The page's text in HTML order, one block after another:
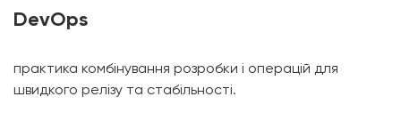
DevOps
практика комбінування розробки і операцій для
швидкого релізу та стабільності.